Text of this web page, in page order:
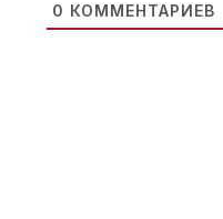
0 КОММЕНТАРИЕВ